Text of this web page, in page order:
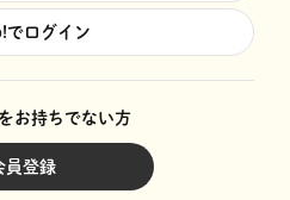
でログイン
お持ちでない方
員登録